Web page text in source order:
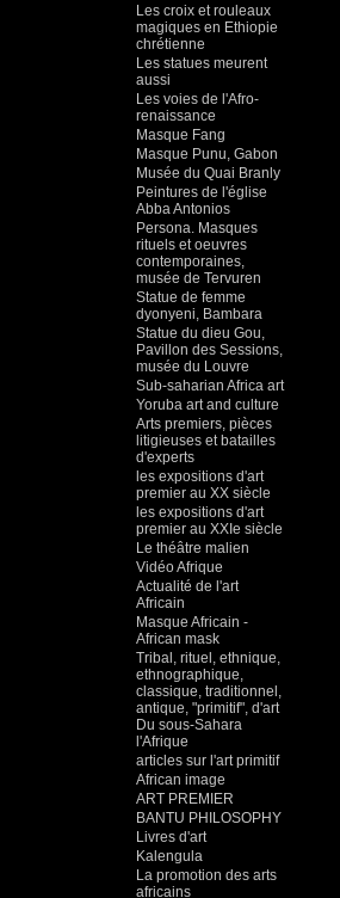
Les croix et rouleaux
magiques en Ethiopie
chrétienne
Les statues meurent
aussi
Les voies de l'Afro-
renaissance
Masque Fang
Masque Punu, Gabon
Musée du Quai Branly
Peintures de l'église
Abba Antonios
Persona. Masques
rituels et oeuvres
contemporaines,
musée de Tervuren
Statue de femme
dyonyeni, Bambara
Statue du dieu Gou,
Pavillon des Sessions,
musée du Louvre
Sub-saharian Africa art
Yoruba art and culture
Arts premiers, pièces
litigieuses et batailles
d'experts
les expositions d'art
premier au XX siècle
les expositions d'art
premier au XXIe siècle
Le théâtre malien
Vidéo Afrique
Actualité de l'art
Africain
Masque Africain -
African mask
Tribal, rituel, ethnique,
ethnographique,
classique, traditionnel,
antique, "primitif", d'art
Du sous-Sahara
l'Afrique
articles sur l'art primitif
African image
ART PREMIER
BANTU PHILOSOPHY
Livres d'art
Kalengula
La promotion des arts
africains